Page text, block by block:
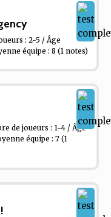
: 2-5 / Âge
équipe : 8 (1 notes)
de joueurs : 1-4 / Âge
équipe : 7 (1